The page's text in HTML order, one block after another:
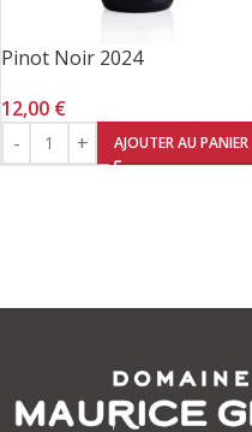
Pinot Noir 2024
12,00 €
AJOUTER AU PANIER